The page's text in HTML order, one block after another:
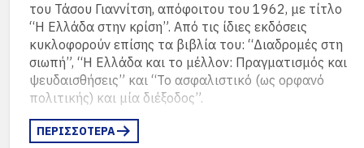
του Τάσου Γιαννίτση, απόφοιτου του 1962, με τίτλο
“Η Ελλάδα στην κρίση”. Από τις ίδιες εκδόσεις
κυκλοφορούν επίσης τα βιβλία του: “Διαδρομές στη
σιωπή”, “Η Ελλάδα και το μέλλον: Πραγματισμός και
ψευδαισθήσεις” και “Το ασφαλιστικό (ως ορφανό
πολιτικής) και μία διέξοδος”.
ΠΕΡΙΣΣΟΤΕΡΑ